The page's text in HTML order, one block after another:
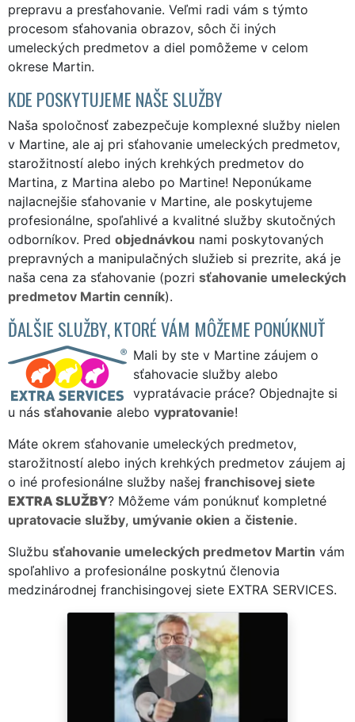
prepravu a presťahovanie. Veľmi radi vám s týmto
procesom sťahovania obrazov, sôch či iných
umeleckých predmetov a diel pomôžeme v celom
okrese Martin.
KDE POSKYTUJEME NAŠE SLUŽBY
Naša spoločnosť zabezpečuje komplexné služby nielen
v Martine, ale aj pri sťahovanie umeleckých predmetov,
starožitností alebo iných krehkých predmetov do
Martina, z Martina alebo po Martine! Neponúkame
najlacnejšie sťahovanie v Martine, ale poskytujeme
profesionálne, spoľahlivé a kvalitné služby skutočných
odborníkov. Pred objednávkou nami poskytovaných
prepravných a manipulačných služieb si prezrite, aká je
naša cena za sťahovanie (pozri sťahovanie umeleckých
predmetov Martin cenník).
ĎALŠIE SLUŽBY, KTORÉ VÁM MÔŽEME PONÚKNUŤ
Mali by ste v Martine záujem o
sťahovacie služby alebo
vypratávacie práce? Objednajte si
u nás sťahovanie alebo vypratovanie!
Máte okrem sťahovanie umeleckých predmetov,
starožitností alebo iných krehkých predmetov záujem aj
o iné profesionálne služby našej franchisovej siete
EXTRA SLUŽBY? Môžeme vám ponúknuť kompletné
upratovacie služby, umývanie okien a čistenie.
Službu sťahovanie umeleckých predmetov Martin vám
spoľahlivo a profesionálne poskytnú členovia
medzinárodnej franchisingovej siete EXTRA SERVICES.